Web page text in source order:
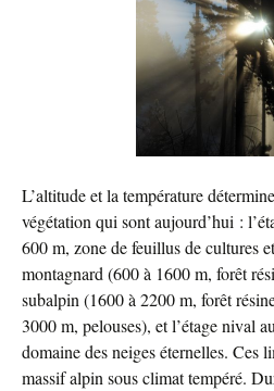
L’altitude et la température
végétation qui sont aujourd’hui :
600 m, zone de feuillus de cultures
montagnard (600 à 1600 m, forêt
subalpin (1600 à 2200 m, forêt
3000 m, pelouses), et l’étage nival
domaine des neiges éternelles. Ces
massif alpin sous climat tempéré.